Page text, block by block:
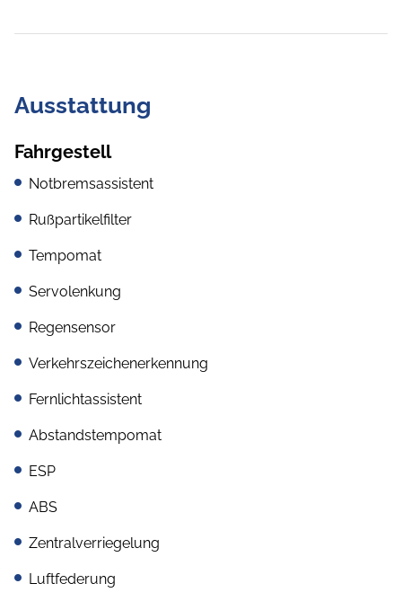
Ausstattung
Fahrgestell
Notbremsassistent
Rußpartikelfilter
Tempomat
Servolenkung
Regensensor
Verkehrszeichenerkennung
Fernlichtassistent
Abstandstempomat
ESP
ABS
Zentralverriegelung
Luftfederung